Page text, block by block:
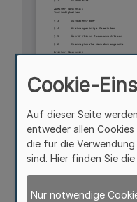
Cookie-
Auf dieser Seite
entweder allen Cookies
die für die
sind. Hier finden Sie die
Nur notwendige